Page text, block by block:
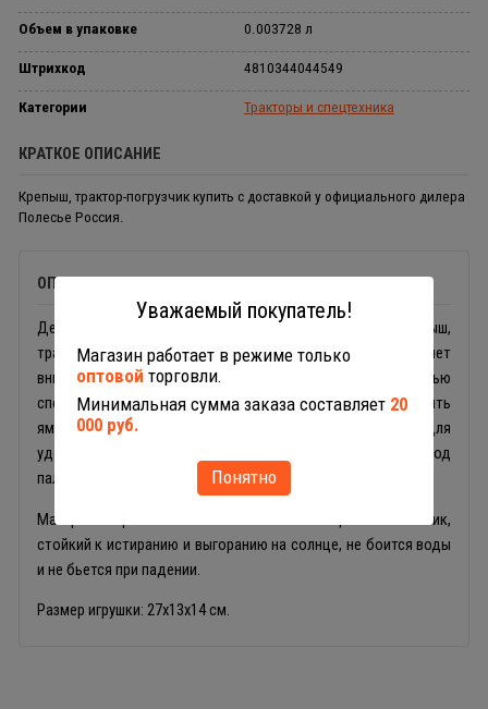
Объем в упаковке 0.003728 л
Штрихкод 4810344044549
Категории Тракторы и спецтехника
КРАТКОЕ ОПИСАНИЕ
Крепыш, трактор-погрузчик купить с доставкой у официального дилера
Полесье Россия.
ОПИСАНИЕ
Детская игрушка для игр в песочнице или дома Крепыш,
трактор-погрузчик 44549 от бренда Полесье привлечет
внимание мальчиков старше 3 лет. С помощью
спецтранспорта ребенок сможет прокладывать дороги, рыть
ямы, перевозить грузы. Ковш погрузчика поднимается, для
удобства управление имеет дополнительный крепеж под
пальчики.
Материал строительной техники Полесье - цветной пластик,
стойкий к истиранию и выгоранию на солнце, не боится воды
и не бьется при падении.
Размер игрушки: 27х13х14 см.
Уважаемый покупатель!
Магазин работает в режиме только
оптовой торговли.
Минимальная сумма заказа составляет 20
000 руб.
Понятно